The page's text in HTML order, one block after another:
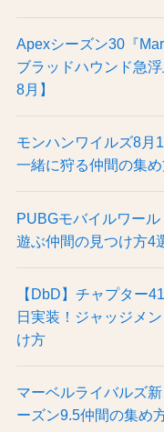
Apexシーズン30『
ブラッドハウンド急
8月】
モンハンワイルズ8月
一緒に狩る仲間の集め
PUBGモバイルワー
遊ぶ仲間の見つけ方4
【DbD】チャプター
日実装！ジャッジメ
け方
マーベルライバルズ
ーズン9.5仲間の集め